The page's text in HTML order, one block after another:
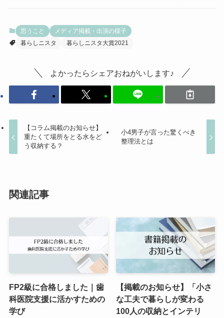
思うこと
メディア掲載・出演の様子
暮らしニスタ
暮らしニスタ大賞2021
よかったらシェアおねがいします♪
【コラム掲載のお知らせ】
重たくて場所をとる水をど
う収納する？
小4男子が言った驚くべき
整理法とは
関連記事
FP2級に合格しました｜歯
科医院支援に活かすための
学び
【掲載のお知らせ】「小さ
な工夫で暮らしが変わる
100人の収納とインテリ